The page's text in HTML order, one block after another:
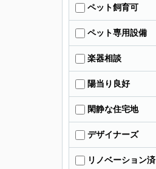
ペット飼育可
ペット専用設備
楽器相談
陽当り良好
閑静な住宅地
デザイナーズ
リノベーション済